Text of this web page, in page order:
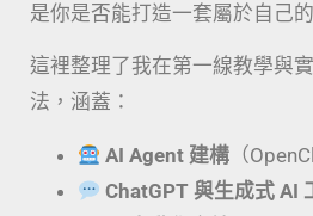
是你是否能打造一套屬於自己的
這裡整理了我在第一線教學與
法，涵蓋：
AI Agent 建構 （
ChatGPT 與生成式 AI